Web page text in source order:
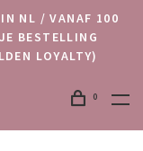
IN NL / VANAF 100
BESTELLING
LOYALTY)
0